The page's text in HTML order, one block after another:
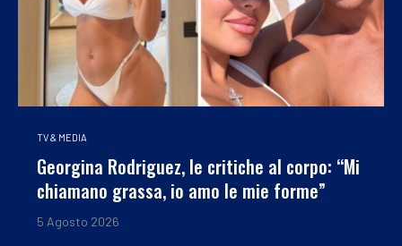
TV & MEDIA
Georgina Rodriguez, le critiche al corpo: “Mi
chiamano grassa, io amo le mie forme”
5 Agosto 2026